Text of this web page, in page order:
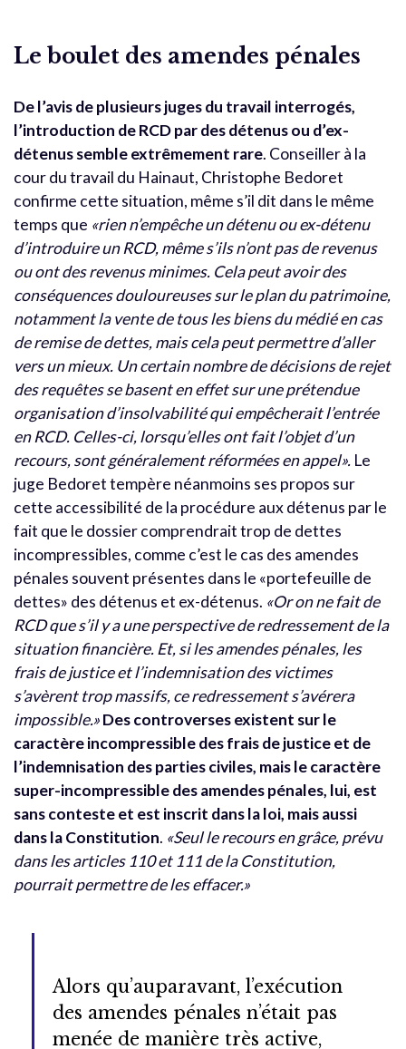
Le boulet des amendes pénales
De l’avis de plusieurs juges du travail interrogés,
l’introduction de RCD par des détenus ou d’ex-
détenus semble extrêmement rare. Conseiller à la
cour du travail du Hainaut, Christophe Bedoret
confirme cette situation, même s’il dit dans le même
temps que «rien n’empêche un détenu ou ex-détenu
d’introduire un RCD, même s’ils n’ont pas de revenus
ou ont des revenus minimes. Cela peut avoir des
conséquences douloureuses sur le plan du patrimoine,
notamment la vente de tous les biens du médié en cas
de remise de dettes, mais cela peut permettre d’aller
vers un mieux. Un certain nombre de décisions de rejet
des requêtes se basent en effet sur une prétendue
organisation d’insolvabilité qui empêcherait l’entrée
en RCD. Celles-ci, lorsqu’elles ont fait l’objet d’un
recours, sont généralement réformées en appel». Le
juge Bedoret tempère néanmoins ses propos sur
cette accessibilité de la procédure aux détenus par le
fait que le dossier comprendrait trop de dettes
incompressibles, comme c’est le cas des amendes
pénales souvent présentes dans le «portefeuille de
dettes» des détenus et ex-détenus. «Or on ne fait de
RCD que s’il y a une perspective de redressement de la
situation financière. Et, si les amendes pénales, les
frais de justice et l’indemnisation des victimes
s’avèrent trop massifs, ce redressement s’avérera
impossible.»Des controverses existent sur le
caractère incompressible des frais de justice et de
l’indemnisation des parties civiles, mais le caractère
super-incompressible des amendes pénales, lui, est
sans conteste et est inscrit dans la loi, mais aussi
dans la Constitution. «Seul le recours en grâce, prévu
dans les articles 110 et 111 de la Constitution,
pourrait permettre de les effacer.»
Alors qu’auparavant, l’exécution
des amendes pénales n’était pas
menée de manière très active,